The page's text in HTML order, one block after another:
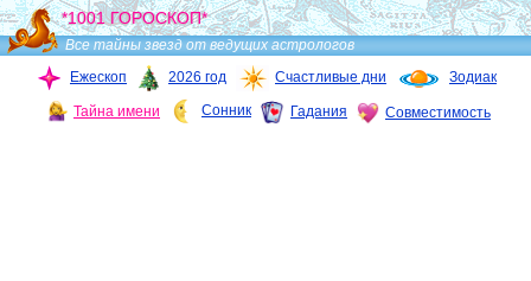
*1001 ГОРОСКОП*
Все тайны звезд от ведущих астрологов
Ежескоп
2026 год Счастливые дни Зодиак
Тайна имени Сонник Гадания Совместимость